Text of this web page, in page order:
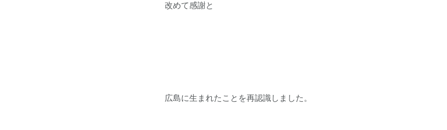
改めて感謝と
広島に生まれたことを再認識しました。